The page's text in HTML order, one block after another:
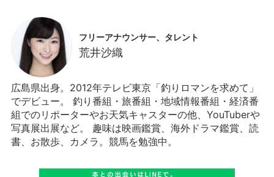
フリーアナウンサー、タレント
荒井沙織
広島県出身。2012年テレビ東京「釣りロマンを求めて」
でデビュー。 釣り番組・旅番組・地域情報番組・経済番
組でのリポーターやお天気キャスターの他、YouTuberや
写真展出展など。 趣味は映画鑑賞、海外ドラマ鑑賞、読
書、お散歩、カメラ。競馬を勉強中。